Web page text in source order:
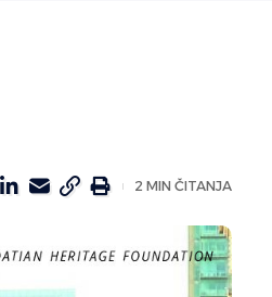
2 MIN ČITANJA